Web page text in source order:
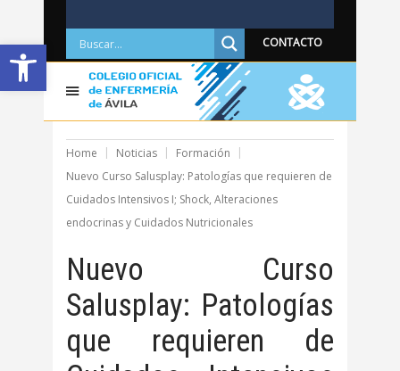
Abrir barra de herramientas CONTACTO
Home Noticias
Formación
Nuevo Curso Salusplay: Patologías que requieren de
Cuidados Intensivos I; Shock, Alteraciones
endocrinas y Cuidados Nutricionales
Nuevo Curso
Salusplay: Patologías
que requieren de